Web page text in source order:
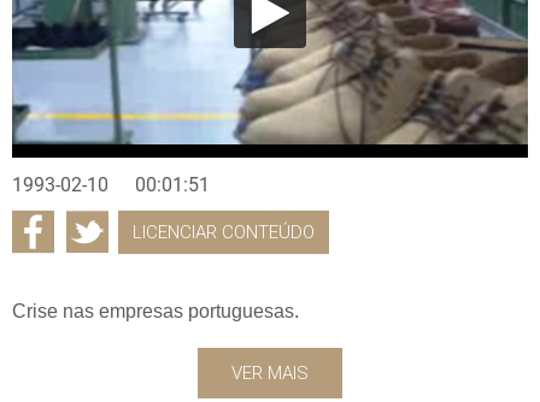
1993-02-10 00:01:51
LICENCIAR CONTEÚDO
Crise nas empresas portuguesas.
VER MAIS